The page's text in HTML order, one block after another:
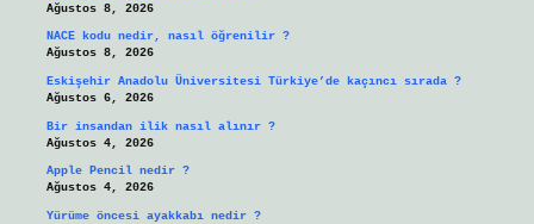
Ağustos 8, 2026
NACE kodu nedir, nasıl öğrenilir ?
Ağustos 8, 2026
Eskişehir Anadolu Üniversitesi Türkiye’de kaçıncı sırada ?
Ağustos 6, 2026
Bir insandan ilik nasıl alınır ?
Ağustos 4, 2026
Apple Pencil nedir ?
Ağustos 4, 2026
Yürüme öncesi ayakkabı nedir ?